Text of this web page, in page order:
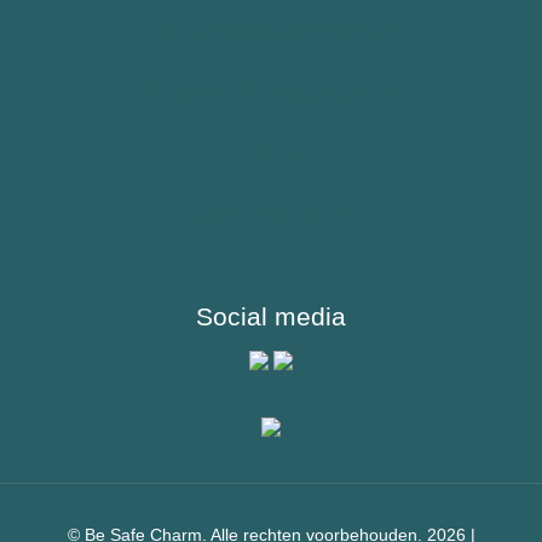
Social media
© Be Safe Charm. Alle rechten voorbehouden. 2026 |